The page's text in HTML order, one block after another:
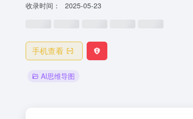
收录时间： 2025-05-23
手机查看
AI思维导图